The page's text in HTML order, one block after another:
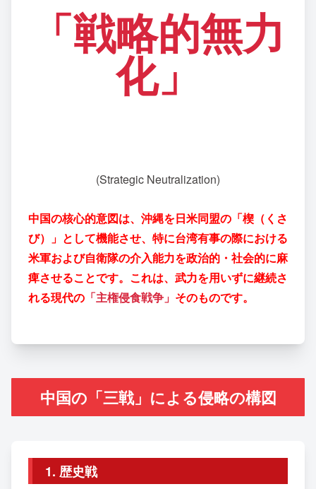
「戦略的無力
化」
(Strategic Neutralization)
中国の核心的意図は、沖縄を日米同盟の「楔（くさ
び）」として機能させ、特に台湾有事の際における
米軍および自衛隊の介入能力を政治的・社会的に麻
痺させることです。これは、武力を用いずに継続さ
れる現代の 「主権侵食戦争」 そのものです。
中国の「三戦」による侵略の構図
1. 歴史戦